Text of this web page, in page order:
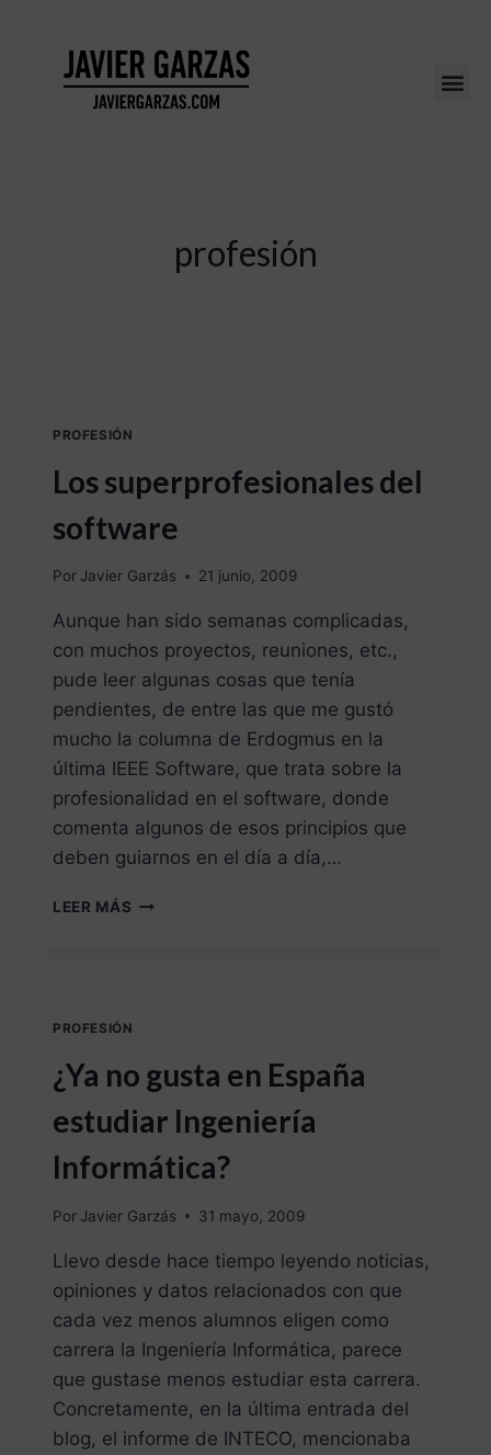
profesión
PROFESIÓN
Los superprofesionales del
software
Por Javier Garzás 21 junio, 2009
Aunque han sido semanas complicadas,
con muchos proyectos, reuniones, etc.,
pude leer algunas cosas que tenía
pendientes, de entre las que me gustó
mucho la columna de Erdogmus en la
última IEEE Software, que trata sobre la
profesionalidad en el software, donde
comenta algunos de esos principios que
deben guiarnos en el día a día,…
LEER MÁS
PROFESIÓN
¿Ya no gusta en España
estudiar Ingeniería
Informática?
Por Javier Garzás 31 mayo, 2009
Llevo desde hace tiempo leyendo noticias,
opiniones y datos relacionados con que
cada vez menos alumnos eligen como
carrera la Ingeniería Informática, parece
que gustase menos estudiar esta carrera.
Concretamente, en la última entrada del
blog, el informe de INTECO, mencionaba